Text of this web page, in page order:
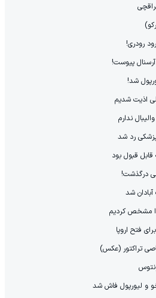
رودری!
پیوست!
شد!
اذیت شدیم
ندارم
رد شد
قبول بود
درگذشت!
شد
را مشخص کردیم
فتح اروپا
تراکتور (عکس)
و لیورپول فاش شد